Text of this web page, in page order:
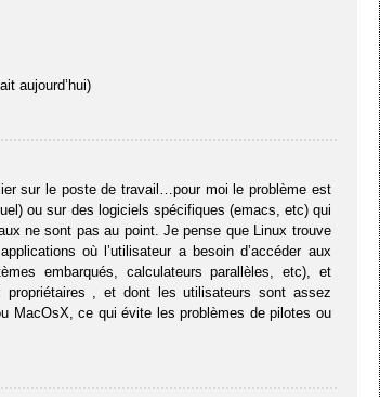
aujourd’hui)
sur le poste de travail…pour moi le problème est
ou sur des logiciels spécifiques (emacs, etc) qui
ne sont pas au point. Je pense que Linux trouve
où l’utilisateur a besoin d’accéder aux
embarqués, calculateurs parallèles, etc), et
, et dont les utilisateurs sont assez
MacOsX, ce qui évite les problèmes de pilotes ou